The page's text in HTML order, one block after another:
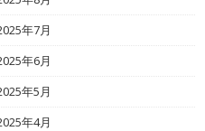
年7月
年6月
年5月
年4月